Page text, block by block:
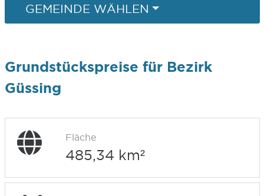
GEMEINDE WÄHLEN
Grundstückspreise für Bezirk
Güssing
Fläche
485,34 km²